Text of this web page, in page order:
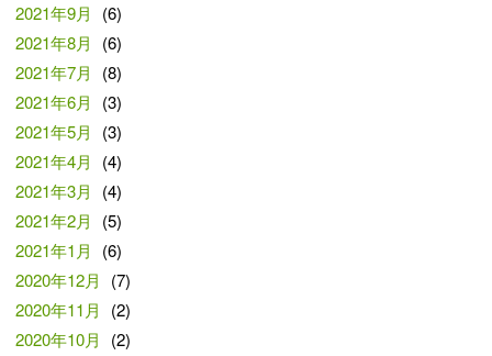
2021年9月
(6)
2021年8月
(6)
2021年7月
(8)
2021年6月
(3)
2021年5月
(3)
2021年4月
(4)
2021年3月
(4)
2021年2月
(5)
2021年1月
(6)
2020年12月
(7)
2020年11月
(2)
2020年10月
(2)